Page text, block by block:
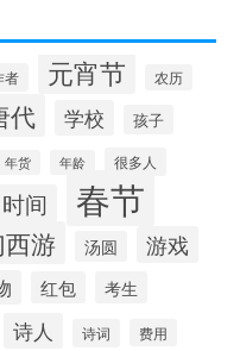
者 元宵节 农历
代 学校 孩子
年货 年龄 很多人
时间 春节
游 汤圆
游戏
红包 考生
诗人 诗词 费用